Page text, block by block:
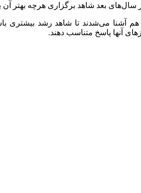
سال‌های بعد شاهد برگزاری هرچه بهتر آن
هم آشنا می‌شدند تا شاهد رشد بیشتری
آنها پاسخ متناسب دهند.